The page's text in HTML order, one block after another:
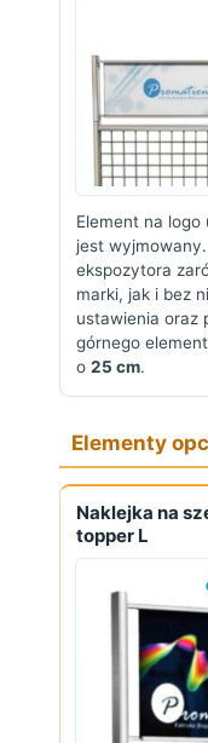
Element na
jest
ekspozytora
marki, jak i bez
ustawienia oraz
górnego
o 25 cm.
Elementy
Naklejka na
topper L